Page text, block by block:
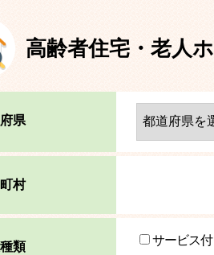
高齢者住宅・老人
県
村
類 サービス